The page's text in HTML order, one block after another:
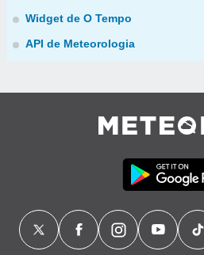
Widget de O Tempo
API de Meteorologia